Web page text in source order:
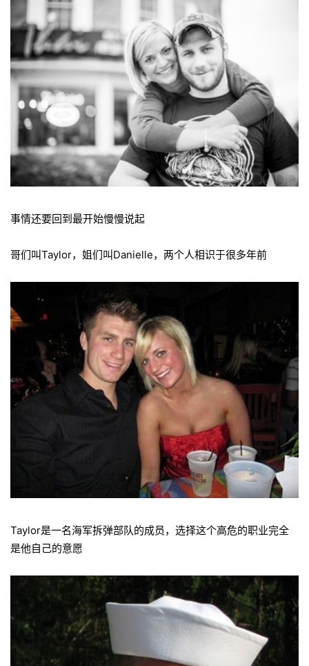
事情还要回到最开始慢慢说起
哥们叫Taylor，姐们叫Danielle，两个人相识于很多年前
Taylor是一名海军拆弹部队的成员，选择这个高危的职业完全
是他自己的意愿